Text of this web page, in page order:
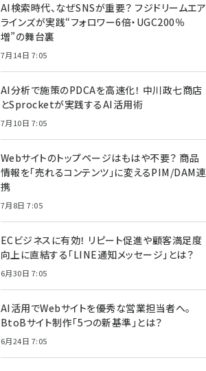
AI検索時代、なぜSNSが重要？ フジドリームエア
ラインズが実践“フォロワー6倍・UGC200％
増”の舞台裏
7月14日 7:05
AI分析で施策のPDCAを高速化！ 中川政七商店
とSprocketが実践するAI活用術
7月10日 7:05
Webサイトのトップページはもはや不要？ 商品
情報を「売れるコンテンツ」に変えるPIM/DAM連
携
7月8日 7:05
ECビジネスに有効！ リピート促進や顧客満足度
向上に直結する「LINE通知メッセージ」とは？
6月30日 7:05
AI活用でWebサイトを優秀な営業担当者へ。
BtoBサイト制作「5つの新基準」とは？
6月24日 7:05